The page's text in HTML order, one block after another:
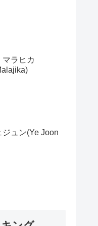
マラヒカ
ジュン(Ye Joon